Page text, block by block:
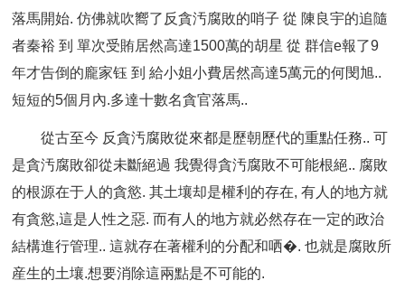
落馬開始. 仿佛就吹嚮了反貪汚腐敗的哨子 從 陳良宇的追隨
者秦裕 到 單次受賄居然高達1500萬的胡星 從 群信e報了9
年才告倒的龐家钰 到 給小姐小費居然高達5萬元的何閔旭..
短短的5個月內.多達十數名貪官落馬..
從古至今 反貪汚腐敗從來都是歷朝歷代的重點任務.. 可
是貪汚腐敗卻從未斷絕過 我覺得貪汚腐敗不可能根絕.. 腐敗
的根源在于人的貪慾. 其土壤却是權利的存在, 有人的地方就
有貪慾,這是人性之惡. 而有人的地方就必然存在一定的政治
結構進行管理.. 這就存在著權利的分配和哂�. 也就是腐敗所
産生的土壤.想要消除這兩點是不可能的.